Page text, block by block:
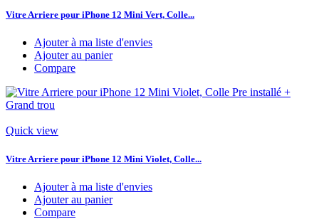
Vitre Arriere pour iPhone 12 Mini Vert, Colle...
Ajouter à ma liste d'envies
Ajouter au panier
Compare
Quick view
Vitre Arriere pour iPhone 12 Mini Violet, Colle...
Ajouter à ma liste d'envies
Ajouter au panier
Compare